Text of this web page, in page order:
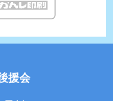
援会